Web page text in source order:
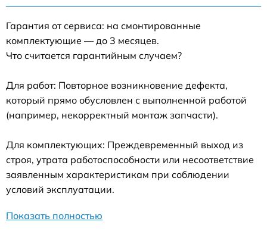
Гарантия от сервиса: на смонтированные
комплектующие — до 3 месяцев.
Что считается гарантийным случаем?
Для работ: Повторное возникновение дефекта,
который прямо обусловлен с выполненной работой
(например, некорректный монтаж запчасти).
Для комплектующих: Преждевременный выход из
строя, утрата работоспособности или несоответствие
заявленным характеристикам при соблюдении
условий эксплуатации.
Показать полностью